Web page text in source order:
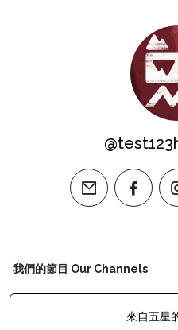
email
我們的節目 Our Channels
來自五星